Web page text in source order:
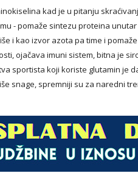
kad je u pitanju
- pomaže sintezu proteina
i kao izvor azota pa time i
ojačava imuni sistem, bitna je
sportista koji koriste glutamin je
snage, spremniji su za naredni